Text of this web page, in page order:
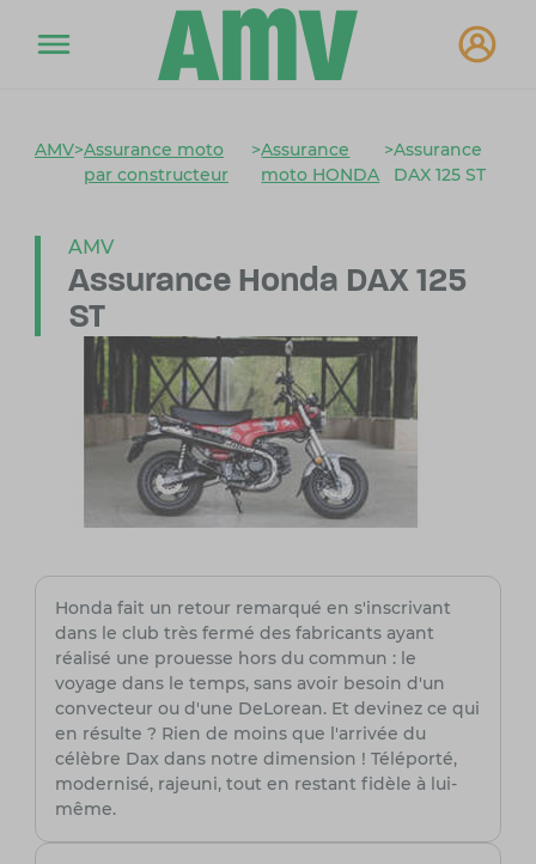
AMV>Assurance moto
par constructeur
>Assurance
moto HONDA
>Assurance
DAX 125 ST
AMV
Assurance Honda DAX 125
ST
Honda fait un retour remarqué en s'inscrivant
dans le club très fermé des fabricants ayant
réalisé une prouesse hors du commun : le
voyage dans le temps, sans avoir besoin d'un
convecteur ou d'une DeLorean. Et devinez ce qui
en résulte ? Rien de moins que l'arrivée du
célèbre Dax dans notre dimension ! Téléporté,
modernisé, rajeuni, tout en restant fidèle à lui-
même.